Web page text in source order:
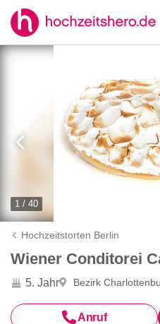
1 / 40
Hochzeitstorten Berlin
Wiener Conditorei
5. Jahr Bezirk
Anruf